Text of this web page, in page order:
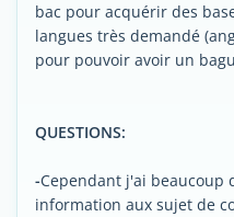
bac pour acquérir des
langues très demandé
pour pouvoir avoir un
QUESTIONS:
-Cependant j'ai beaucoup
information aux sujet de